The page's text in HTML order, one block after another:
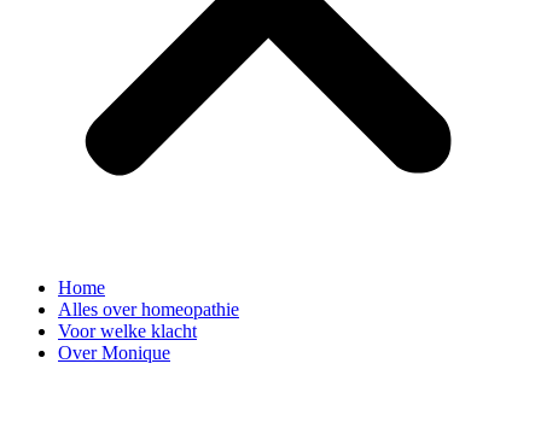
Home
Alles over homeopathie
Voor welke klacht
Over Monique